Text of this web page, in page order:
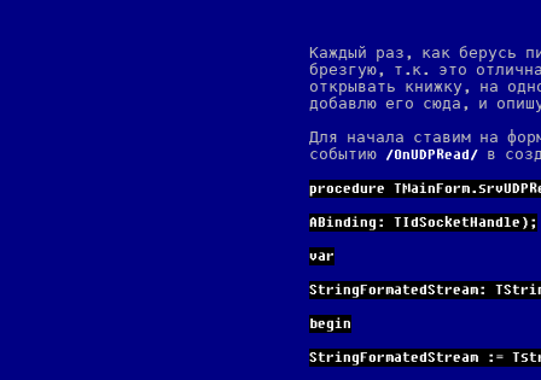
Каждый раз, как берусь
брезгую, т.к. это
открывать книжку, на
добавлю его сюда, и
Для начала ставим на
событию
OnUDPRead
в
procedure
ABinding: TIdSocketHandle);
var
StringFormatedStream:
begin
StringFormatedStream :=